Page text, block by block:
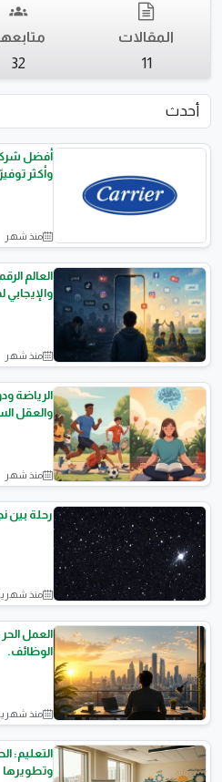
المقالات
11
32
مراجعات الاجهزة
أفضل
وأكثر
منذ شهر
المقالات العامة
العالم
والإيجابي
منذ شهر
المقالات العامة
الرياضة
والعقل
منذ شهر
المقالات العامة
رحلة بين
منذ
المقالات العامة
العمل
الوظائف.
منذ
التعليم:
وتطويرها